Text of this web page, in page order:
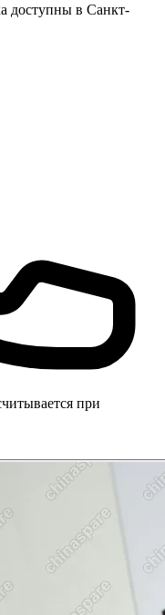
доступны в Санкт-
при